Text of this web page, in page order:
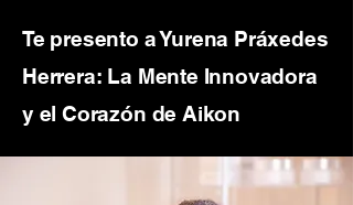
Te presento a Yurena Práxedes
Herrera: La Mente Innovadora
y el Corazón de Aikon